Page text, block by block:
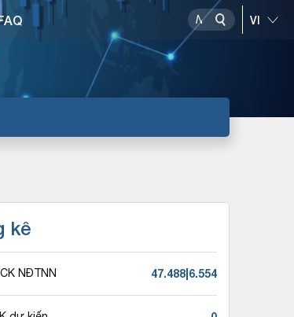
kê
NĐTNN 47.488|6.554